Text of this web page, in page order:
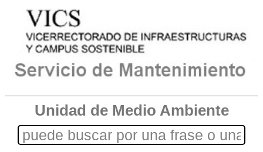
Unidad de Medio Ambiente